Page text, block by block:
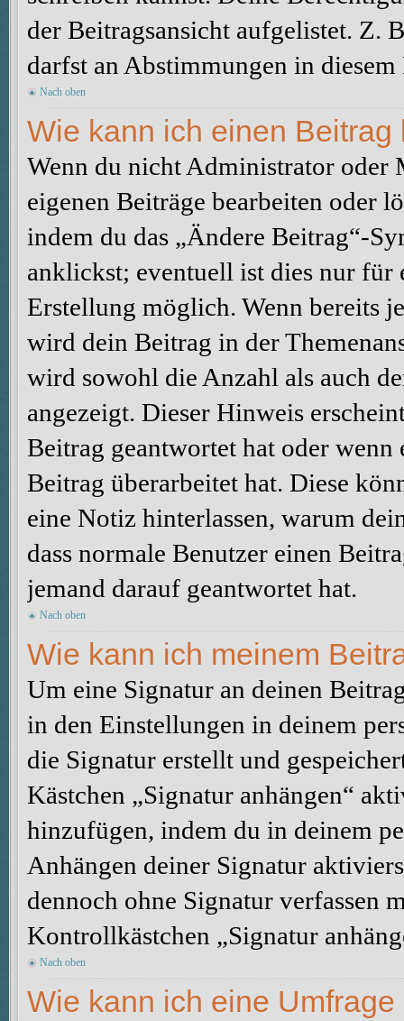
der Beitragsansicht aufgelistet. Z.
darfst an Abstimmungen in
Nach oben
Wie kann ich einen
Wenn du nicht Administrator oder
eigenen Beiträge bearbeiten oder
indem du das „Ändere Beitrag“-
anklickst; eventuell ist dies nur für
Erstellung möglich. Wenn bereits
wird dein Beitrag in der
wird sowohl die Anzahl als auch
angezeigt. Dieser Hinweis
Beitrag geantwortet hat oder
Beitrag überarbeitet hat. Diese
eine Notiz hinterlassen, warum
dass normale Benutzer einen
jemand darauf geantwortet hat.
Nach oben
Wie kann ich meinem
Um eine Signatur an deinen
in den Einstellungen in deinem
die Signatur erstellt und
Kästchen „Signatur anhängen“
hinzufügen, indem du in deinem
Anhängen deiner Signatur
dennoch ohne Signatur verfassen
Kontrollkästchen „Signatur
Nach oben
Wie kann ich eine